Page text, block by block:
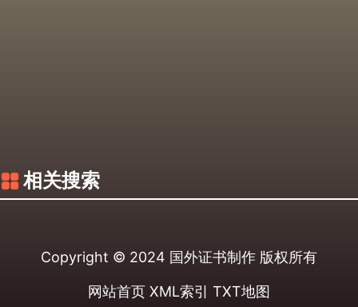
相关搜索
Copyright © 2024 国外证书制作 版权所有
网站首页 XML索引 TXT地图